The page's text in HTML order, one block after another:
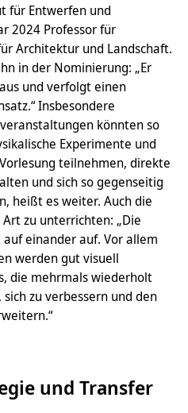
für Entwerfen und
2024 Professor für
Architektur und Landschaft.
in der Nominierung: „Er
und verfolgt einen
Insbesondere
könnten so
Experimente und
teilnehmen, direkte
und sich so gegenseitig
heißt es weiter. Auch die
zu unterrichten: „Die
einander auf. Vor allem
werden gut visuell
die mehrmals wiederholt
zu verbessern und den
und Transfer